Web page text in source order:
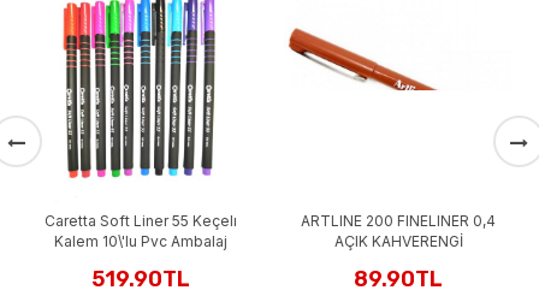
Caretta Soft Liner 55 Keçelı
Kalem 10\'lu Pvc Ambalaj
519.90TL
ARTLINE 200 FINELINER 0,4
AÇIK KAHVERENGİ
89.90TL